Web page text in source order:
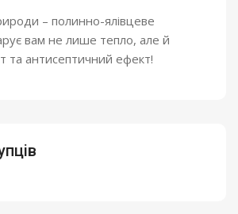
– полинно-ялівцеве
вам не лише тепло, але й
та антисептичний ефект!